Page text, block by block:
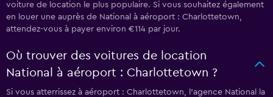
voiture de location le plus populaire. Si vous souhaitez également
en louer une auprès de National à aéroport : Charlottetown,
attendez-vous à payer environ €114 par jour.
Où trouver des voitures de location
National à aéroport : Charlottetown ?
Si vous atterrissez à aéroport : Charlottetown, l’agence National la